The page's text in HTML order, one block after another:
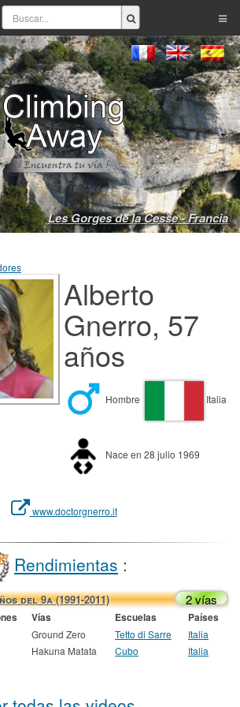
Les Gorges de la Cesse - Francia
Alberto
Gnerro, 57
años
Hombre Italia
Nace en 28 julio 1969
www.doctorgnerro.it
Rendimientas :
del 9a (1991-2011) 2 vías
Vías Escuelas Países
Ground Zero Tetto di Sarre
Italia
Hakuna Matata Cubo Italia